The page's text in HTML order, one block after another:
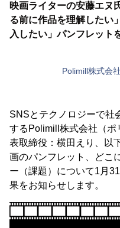
映画ライターの安藤エヌ
る前に作品を理解したい
入したい」パンフレット
Polimill株式会社
SNSとテクノロジーで社
するPolimill株式会社（ポ
表取締役：横田えり、以
画のパンフレット、どこ
ー（課題）について1月
果をお知らせします。